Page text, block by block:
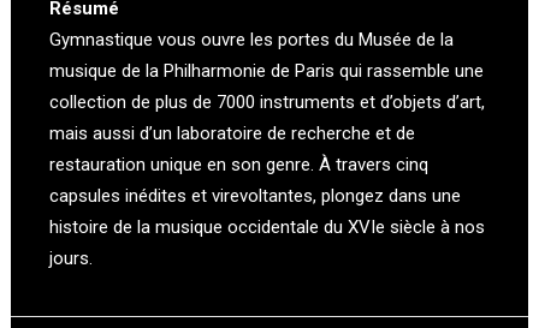
Résumé
Gymnastique vous ouvre les portes du Musée de la
musique de la Philharmonie de Paris qui rassemble une
collection de plus de 7000 instruments et d’objets d’art,
mais aussi d’un laboratoire de recherche et de
restauration unique en son genre. À travers cinq
capsules inédites et virevoltantes, plongez dans une
histoire de la musique occidentale du XVIe siècle à nos
jours.